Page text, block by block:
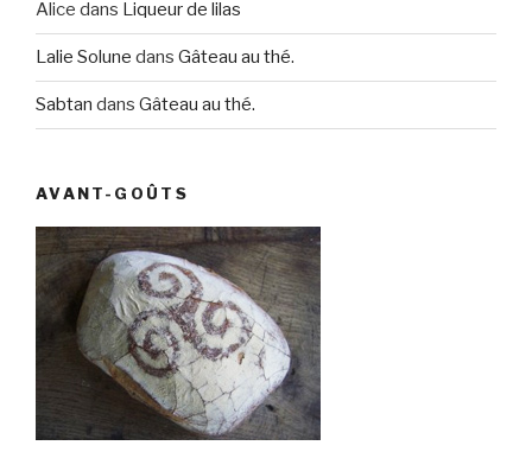
Alice dans Liqueur de lilas
Lalie Solune dans Gâteau au thé.
Sabtan dans Gâteau au thé.
AVANT-GOÛTS